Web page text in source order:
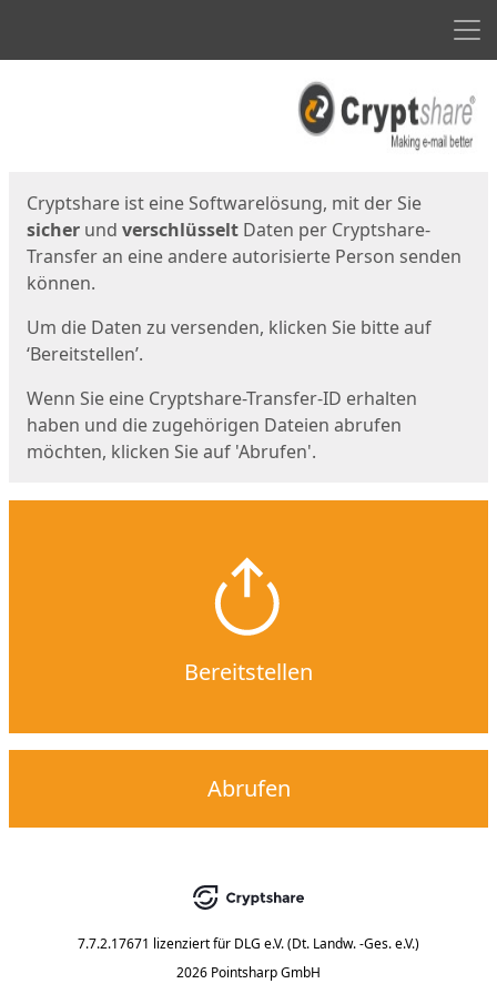
Cryptshare ist eine Softwarelösung, mit der Sie
sicher und verschlüsselt Daten per Cryptshare-
Transfer an eine andere autorisierte Person senden
können.
Um die Daten zu versenden, klicken Sie bitte auf
‘Bereitstellen’.
Wenn Sie eine Cryptshare-Transfer-ID erhalten
haben und die zugehörigen Dateien abrufen
möchten, klicken Sie auf 'Abrufen'.
Bereitstellen
Abrufen
7.7.2.17671 lizenziert für DLG e.V. (Dt. Landw. -Ges. e.V.)
2026 Pointsharp GmbH